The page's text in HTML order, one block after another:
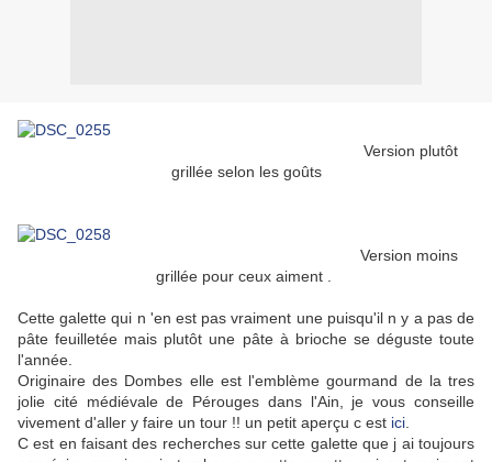
Version plutôt
grillée selon les goûts
Version moins
grillée pour ceux aiment .
Cette galette qui n 'en est pas vraiment une puisqu'il n y a pas de
pâte feuilletée mais plutôt une pâte à brioche se déguste toute
l'année.
Originaire des Dombes elle est l'emblème gourmand de la tres
jolie cité médiévale de Pérouges dans l'Ain, je vous conseille
vivement d'aller y faire un tour !! un petit aperçu c est ici
C est en faisant des recherches sur cette galette que j ai toujours